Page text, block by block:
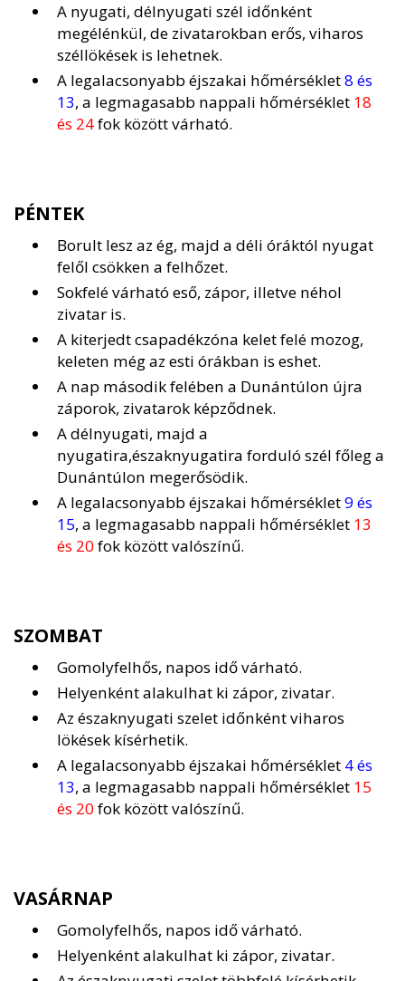
A nyugati, délnyugati szél időnként
megélénkül, de zivatarokban erős, viharos
széllökések is lehetnek.
A legalacsonyabb éjszakai hőmérséklet8 és
13, a legmagasabb nappali hőmérséklet 18
és 24fok között várható.
PÉNTEK
Borult lesz az ég, majd a déli óráktól nyugat
felől csökken a felhőzet.
Sokfelé várható eső, zápor, illetve néhol
zivatar is.
A kiterjedt csapadékzóna kelet felé mozog,
keleten még az esti órákban is eshet.
A nap második felében a Dunántúlon újra
záporok, zivatarok képződnek.
A délnyugati, majd a
nyugatira,északnyugatira forduló szél főleg a
Dunántúlon megerősödik.
A legalacsonyabb éjszakai hőmérséklet9 és
15, a legmagasabb nappali hőmérséklet 13
és 20fok között valószínű.
SZOMBAT
Gomolyfelhős, napos idő várható.
Helyenként alakulhat ki zápor, zivatar.
Az északnyugati szelet időnként viharos
lökések kísérhetik.
A legalacsonyabb éjszakai hőmérséklet 4 és
13, a legmagasabb nappali hőmérséklet 15
és 20fok között valószínű.
VASÁRNAP
Gomolyfelhős, napos idő várható.
Helyenként alakulhat ki zápor, zivatar.